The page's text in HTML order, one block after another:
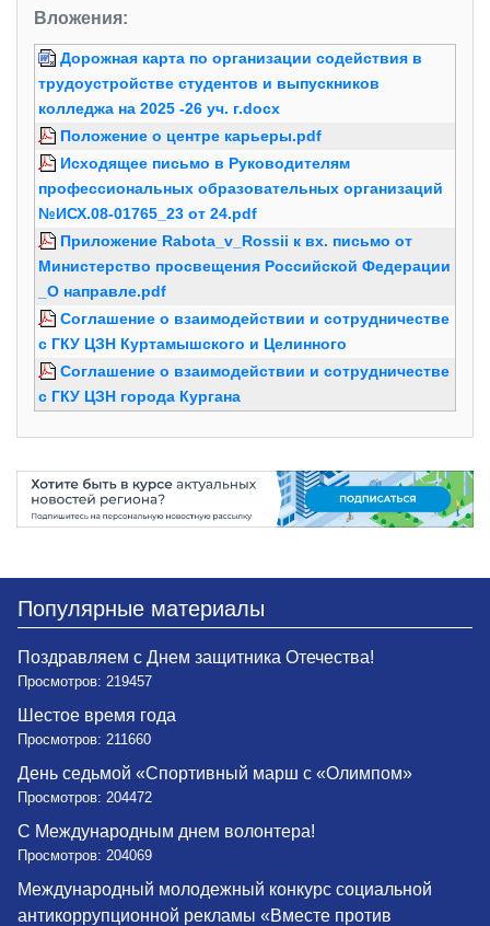
Вложения:
Дорожная карта по организации содействия в
трудоустройстве студентов и выпускников
колледжа на 2025 -26 уч. г.docx
Положение о центре карьеры.pdf
Исходящее письмо в Руководителям
профессиональных образовательных организаций
№ИСХ.08-01765_23 от 24.pdf
Приложение Rabota_v_Rossii к вх. письмо от
Министерство просвещения Российской Федерации
_О направле.pdf
Соглашение о взаимодействии и сотрудничестве
с ГКУ ЦЗН Куртамышского и Целинного
Соглашение о взаимодействии и сотрудничестве
с ГКУ ЦЗН города Кургана
Популярные материалы
Поздравляем с Днем защитника Отечества!
Просмотров: 219457
Шестое время года
Просмотров: 211660
День седьмой «Спортивный марш с «Олимпом»
Просмотров: 204472
С Международным днем волонтера!
Просмотров: 204069
Международный молодежный конкурс социальной
антикоррупционной рекламы «Вместе против